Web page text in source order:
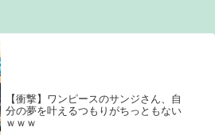
【衝撃】ワンピースのサンジさん、自
分の夢を叶えるつもりがちっともない
ｗｗｗ